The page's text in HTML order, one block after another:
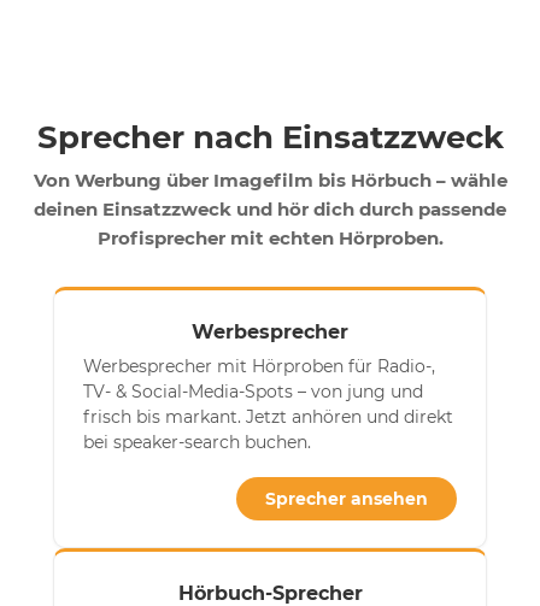
Sprecher nach Einsatzzweck
Von Werbung über Imagefilm bis Hörbuch – wähle
deinen Einsatzzweck und hör dich durch passende
Profisprecher mit echten Hörproben.
Werbesprecher
Werbesprecher mit Hörproben für Radio-,
TV- & Social-Media-Spots – von jung und
frisch bis markant. Jetzt anhören und direkt
bei speaker-search buchen.
Sprecher ansehen
Hörbuch-Sprecher